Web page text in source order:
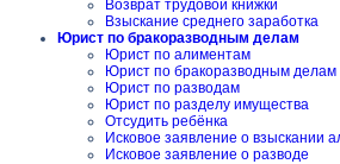
Возврат трудовой книжки
Взыскание среднего заработка
Юрист по бракоразводным делам
Юрист по алиментам
Юрист по бракоразводным делам
Юрист по разводам
Юрист по разделу имущества
Отсудить ребёнка
Исковое заявление о взыскании
Исковое заявление о разводе